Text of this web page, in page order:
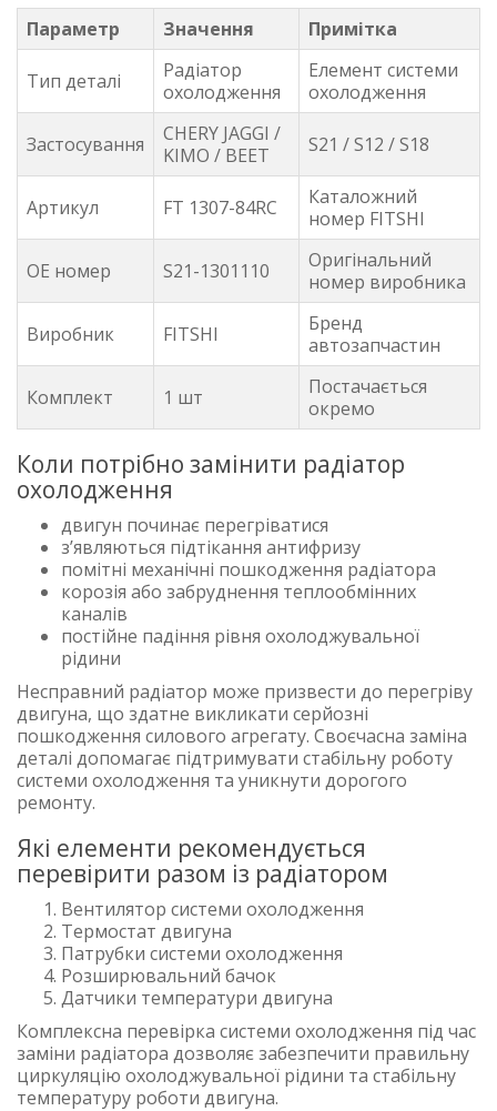
Параметр Значення Примітка
Тип деталі
Радіатор
охолодження
Елемент системи
охолодження
Застосування
CHERY JAGGI /
KIMO / BEET
S21 / S12 / S18
Артикул FT 1307-84RC
Каталожний
номер FITSHI
OE номер S21-1301110
Оригінальний
номер виробника
Виробник FITSHI
Бренд
автозапчастин
Комплект 1 шт
Постачається
окремо
Коли потрібно замінити радіатор
охолодження
двигун починає перегріватися
з’являються підтікання антифризу
помітні механічні пошкодження радіатора
корозія або забруднення теплообмінних
каналів
постійне падіння рівня охолоджувальної
рідини
Несправний радіатор може призвести до перегріву
двигуна, що здатне викликати серйозні
пошкодження силового агрегату. Своєчасна заміна
деталі допомагає підтримувати стабільну роботу
системи охолодження та уникнути дорогого
ремонту.
Які елементи рекомендується
перевірити разом із радіатором
Вентилятор системи охолодження
Термостат двигуна
Патрубки системи охолодження
Розширювальний бачок
Датчики температури двигуна
Комплексна перевірка системи охолодження під час
заміни радіатора дозволяє забезпечити правильну
циркуляцію охолоджувальної рідини та стабільну
температуру роботи двигуна.